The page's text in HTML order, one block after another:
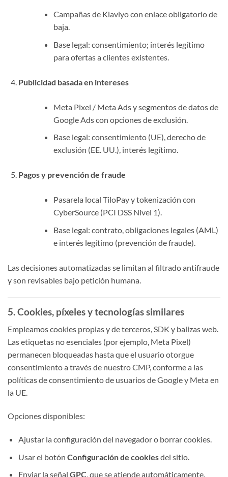
Campañas de Klaviyo con enlace obligatorio de
baja.
Base legal: consentimiento; interés legítimo
para ofertas a clientes existentes.
Publicidad basada en intereses
Meta Pixel / Meta Ads y segmentos de datos de
Google Ads con opciones de exclusión.
Base legal: consentimiento (UE), derecho de
exclusión (EE. UU.), interés legítimo.
Pagos y prevención de fraude
Pasarela local TiloPay y tokenización con
CyberSource (PCI DSS Nivel 1).
Base legal: contrato, obligaciones legales (AML)
e interés legítimo (prevención de fraude).
Las decisiones automatizadas se limitan al filtrado antifraude
y son revisables bajo petición humana.
5. Cookies, píxeles y tecnologías similares
Empleamos cookies propias y de terceros, SDK y balizas web.
Las etiquetas no esenciales (por ejemplo, Meta Pixel)
permanecen bloqueadas hasta que el usuario otorgue
consentimiento a través de nuestro CMP, conforme a las
políticas de consentimiento de usuarios de Google y Meta en
la UE.
Opciones disponibles:
Ajustar la configuración del navegador o borrar cookies.
Usar el botón Configuración de cookiesdel sitio.
Enviar la señal GPC, que se atiende automáticamente.